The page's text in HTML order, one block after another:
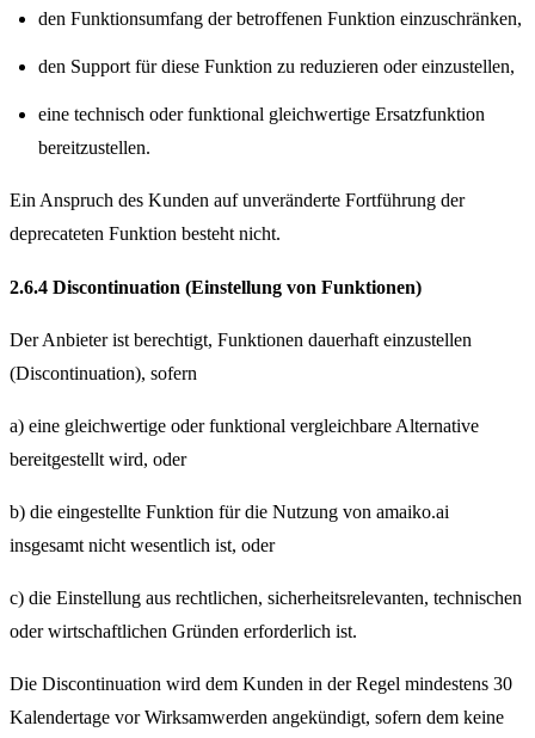
den Funktionsumfang der betroffenen Funktion einzuschränken,
den Support für diese Funktion zu reduzieren oder einzustellen,
eine technisch oder funktional gleichwertige Ersatzfunktion
bereitzustellen.
Ein Anspruch des Kunden auf unveränderte Fortführung der
deprecateten Funktion besteht nicht.
2.6.4 Discontinuation (Einstellung von Funktionen)
Der Anbieter ist berechtigt, Funktionen dauerhaft einzustellen
(Discontinuation), sofern
a) eine gleichwertige oder funktional vergleichbare Alternative
bereitgestellt wird, oder
b) die eingestellte Funktion für die Nutzung von amaiko.ai
insgesamt nicht wesentlich ist, oder
c) die Einstellung aus rechtlichen, sicherheitsrelevanten, technischen
oder wirtschaftlichen Gründen erforderlich ist.
Die Discontinuation wird dem Kunden in der Regel mindestens 30
Kalendertage vor Wirksamwerden angekündigt, sofern dem keine